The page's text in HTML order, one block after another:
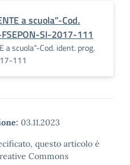
a scuola”-Cod.
SI-2017-111
a scuola”-Cod. ident. prog.
111
03.11.2023
questo articolo è
Commons